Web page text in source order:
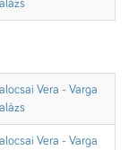
Vera - Varga
Vera - Varga